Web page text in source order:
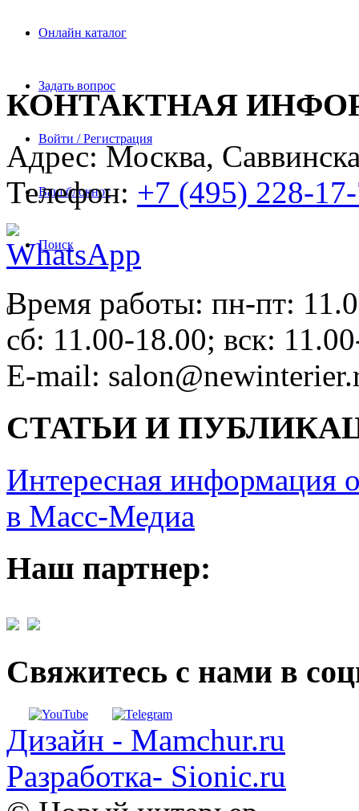
Онлайн каталог
Задать вопрос
Войти / Регистрация
Ваш блокнот
Поиск
0
КОНТАКТНАЯ
Адрес: Москва,
Телефон: +7 (495) 228-
Время работы: пн-пт:
сб: 11.00-18.00; вск:
E-mail:
СТАТЬИ И
Интересная информация
в Масс-Медиа
Наш партнер:
Свяжитесь с нами в
Дизайн - Mamchur.ru
Разработка- Sionic.ru